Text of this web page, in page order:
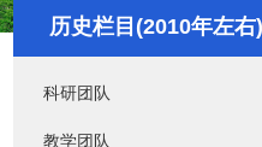
历史栏目(2010年左右)
科研团队
教学团队